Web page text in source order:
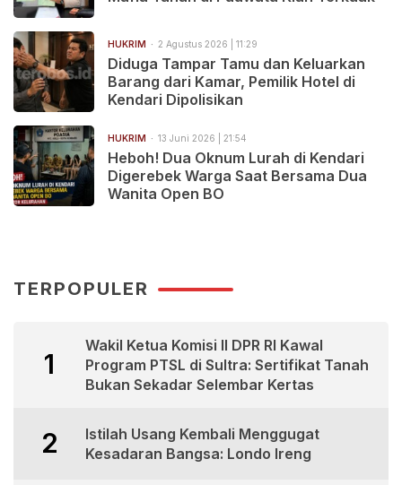
HUKRIM 2 Agustus 2026 | 11:29
Diduga Tampar Tamu dan Keluarkan
Barang dari Kamar, Pemilik Hotel di
Kendari Dipolisikan
HUKRIM 13 Juni 2026 | 21:54
Heboh! Dua Oknum Lurah di Kendari
Digerebek Warga Saat Bersama Dua
Wanita Open BO
TERPOPULER
1
Wakil Ketua Komisi II DPR RI Kawal
Program PTSL di Sultra: Sertifikat Tanah
Bukan Sekadar Selembar Kertas
2
Istilah Usang Kembali Menggugat
Kesadaran Bangsa: Londo Ireng